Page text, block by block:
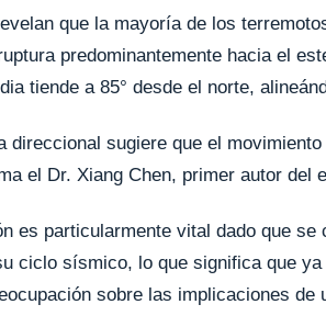
que la mayoría de los
predominantemente hacia el
tiende a 85° desde el norte,
direccional sugiere que el
el Dr. Xiang Chen, primer autor del
es particularmente vital dado que
ciclo sísmico, lo que significa que
sobre las implicaciones de